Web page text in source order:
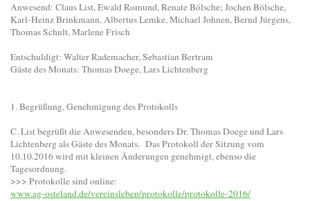
Anwesend: Claus List, Ewald Romund, Renate Bölsche; Jochen Bölsche,
Karl-Heinz Brinkmann, Albertus Lemke, Michael Johnen, Bernd Jürgens,
Thomas Schult, Marlene Frisch
Entschuldigt: Walter Rademacher, Sebastian Bertram
Gäste des Monats: Thomas Doege, Lars Lichtenberg
1. Begrüßung, Genehmigung des Protokolls
C. List begrüßt die Anwesenden, besonders Dr. Thomas Doege und Lars
Lichtenberg als Gäste des Monats. Das Protokoll der Sitzung vom
10.10.2016 wird mit kleinen Änderungen genehmigt, ebenso die
Tagesordnung.
>>> Protokolle sind online:
www.ag-osteland.de/vereinsleben/protokolle/protokolle-2016/